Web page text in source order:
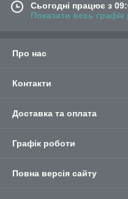
Сьогодні працює з
Показати весь графік
Про нас
Контакти
Доставка та оплата
Графік роботи
Повна версія сайту